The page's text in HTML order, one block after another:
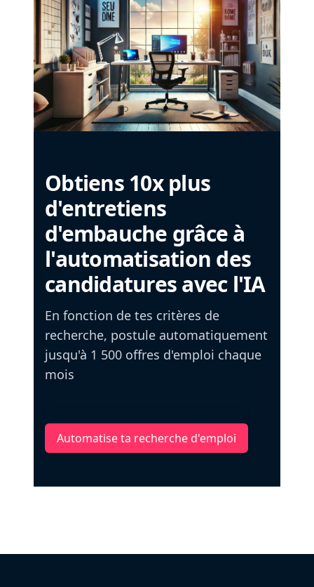
Obtiens 10x plus
d'entretiens
d'embauche grâce à
l'automatisation des
candidatures avec l'IA
En fonction de tes critères de
recherche, postule automatiquement
jusqu'à 1 500 offres d'emploi chaque
mois
Automatise ta recherche d'emploi